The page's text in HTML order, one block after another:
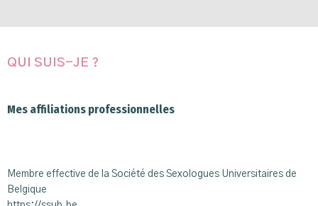
QUI SUIS-JE ?
Mes affiliations professionnelles
Membre effective de la Société des Sexologues Universitaires de
Belgique